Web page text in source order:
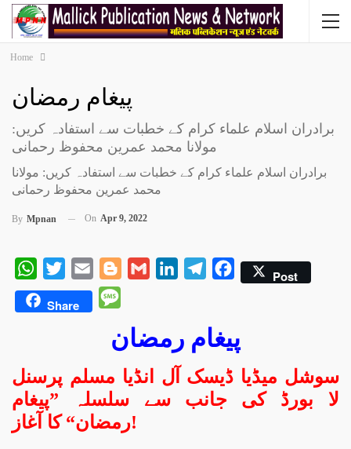
Home
پیغام رمضان
برادران اسلام علماء کرام کے خطبات سے استفادہ کریں:
مولانا محمد عمرین محفوظ رحمانی
برادران اسلام علماء کرام کے خطبات سے استفادہ کریں: مولانا
محمد عمرین محفوظ رحمانی
By Mpnan On Apr 9, 2022
WhatsApp
Twitter Email BloggerGmail LinkedInTelegramFacebookPost
Share
پیغام رمضان
سوشل میڈیا ڈیسک آل انڈیا مسلم پرسنل
لا بورڈ کی جانب سے سلسلہ ”پیغام
رمضان“ کا آغاز!